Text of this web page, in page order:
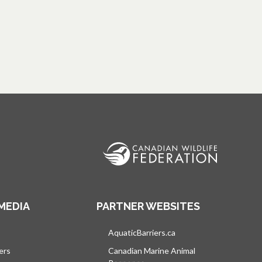
PARTNER WEBSITES
AquaticBarriers.ca
Canadian Marine Animal